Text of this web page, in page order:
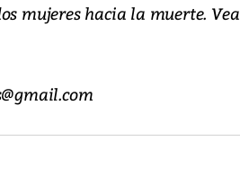
mujeres hacia la muerte. Vea